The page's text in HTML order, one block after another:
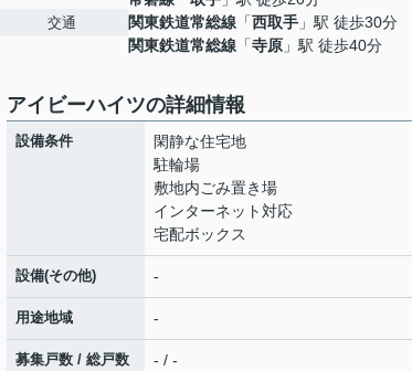
交通
関東鉄道常総線 「西取手 」駅 徒歩30分
関東鉄道常総線 「寺原 」駅 徒歩40分
アイビーハイツの詳細情報
設備条件
閑静な住宅地
駐輪場
敷地内ごみ置き場
インターネット対応
宅配ボックス
設備(その他) -
用途地域 -
募集戸数 / 総戸数 - / -